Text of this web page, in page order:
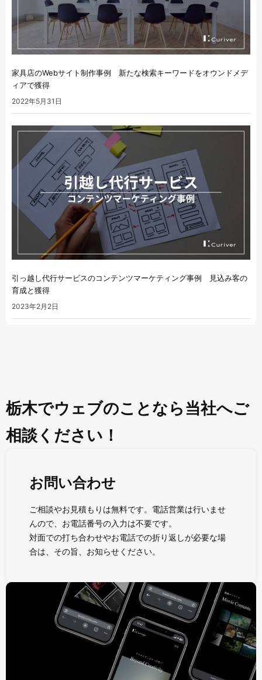
家具店のWebサイト制作事例 新たな検索キーワードをオウンドメデ
ィアで獲得
2022年5月31日
引っ越し代行サービスのコンテンツマーケティング事例 見込み客の
育成と獲得
2023年2月2日
栃木でウェブのことなら当社へご
相談ください！
お問い合わせ
ご相談やお見積もりは無料です。電話営業は行いませ
んので、お電話番号の入力は不要です。
対面での打ち合わせやお電話での折り返しが必要な場
合は、その旨、お知らせください。